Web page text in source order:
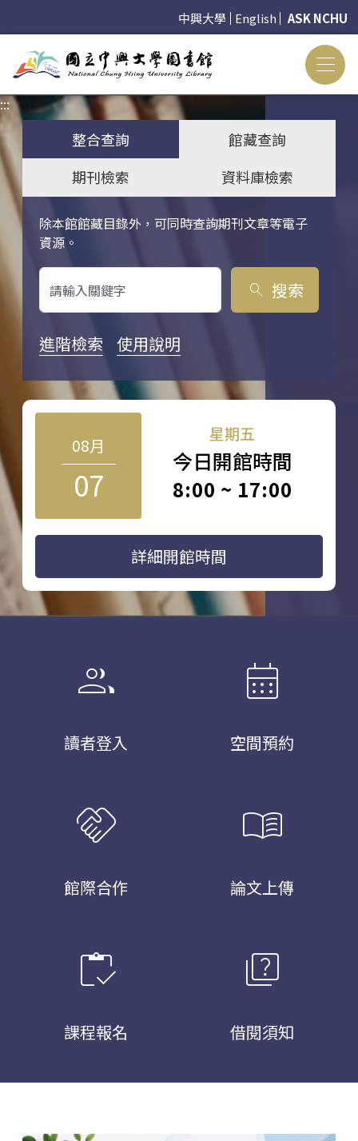
中興大學 English ASK NCHU
:::
整合查詢
館藏查詢
期刊檢索
資料庫檢索
除本館館藏目錄外，可同時查詢期刊文章等電子
資源。
關鍵字搜尋
search 搜索
進階檢索 使用說明
08月
07
星期五
今日開館時間
8:00 ~ 17:00
詳細開館時間
group
讀者登入
calendar_month
空間預約
handshake
館際合作
menu_book
論文上傳
inventory
課程報名
quiz
借閱須知